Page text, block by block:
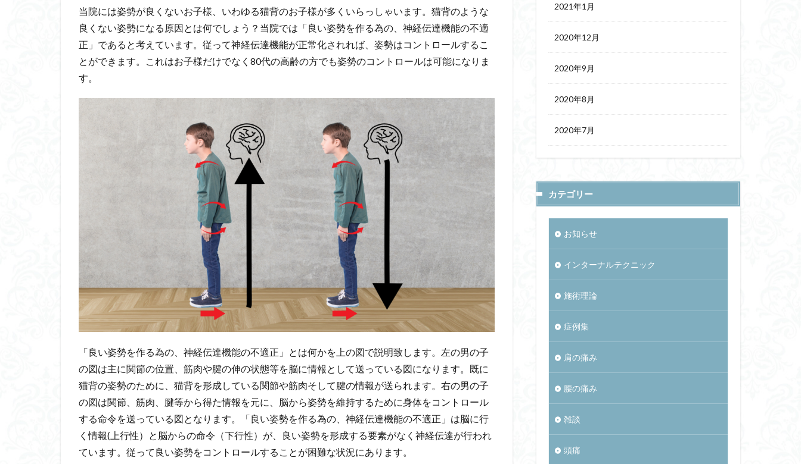
当院には姿勢が良くないお子様、いわゆる猫背のお子様が多くいらっしゃいます。猫背のような
良くない姿勢になる原因とは何でしょう？当院では「良い姿勢を作る為の、神経伝達機能の不適
正」であると考えています。従って神経伝達機能が正常化されれば、姿勢はコントロールするこ
とができます。これはお子様だけでなく80代の高齢の方でも姿勢のコントロールは可能になりま
す。
「良い姿勢を作る為の、神経伝達機能の不適正」とは何かを上の図で説明致します。左の男の子
の図は主に関節の位置、筋肉や腱の伸の状態等を脳に情報として送っている図になります。既に
猫背の姿勢のために、猫背を形成している関節や筋肉そして腱の情報が送られます。右の男の子
の図は関節、筋肉、腱等から得た情報を元に、脳から姿勢を維持するために身体をコントロール
する命令を送っている図となります。
「良い姿勢を作る為の、神経伝達機能の不適正」は脳に行
く情報(上行性）と脳からの命令（下行性）が、良い姿勢を形成する要素がなく神経伝達が行われ
ています。従って良い姿勢をコントロールすることが困難な状況にあります。
2021年1月
2020年12月
2020年9月
2020年8月
2020年7月
カテゴリー
お知らせ
インターナルテクニック
施術理論
症例集
肩の痛み
腰の痛み
雑談
頭痛